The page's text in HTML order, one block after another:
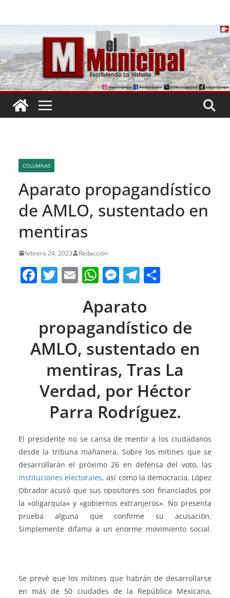
COLUMNAS
Aparato propagandístico
de AMLO, sustentado en
mentiras
febrero 24, 2023 Redacción
F
e
b
o
k
T
er
E
ai
l
W
at
s
A
p
p
M
ss
e
n
g
er
T
e
gr
a
m
p
ar
tir
Aparato
propagandístico de
AMLO, sustentado en
mentiras, Tras La
Verdad, por Héctor
Parra Rodríguez.
El presidente no se cansa de mentir a los ciudadanos
desde la tribuna mañanera. Sobre los mítines que se
desarrollarán el próximo 26 en defensa del voto, las
instituciones electorales, así como la democracia, López
Obrador acusó que sus opositores son financiados por
la «oligarquía» y «gobiernos extranjeros». No presenta
prueba alguna que confirme su acusación.
Simplemente difama a un enorme movimiento social.
Se prevé que los mítines que habrán de desarrollarse
en más de 50 ciudades de la República Mexicana,